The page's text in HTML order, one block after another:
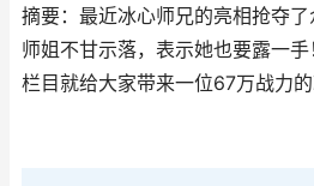
摘要：最近冰心师兄的亮相抢夺
师姐不甘示落，表示她也要露一手
栏目就给大家带来一位67万战力